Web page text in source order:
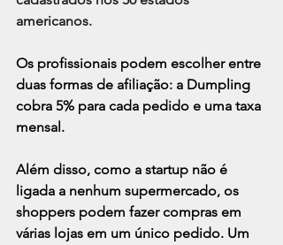
americanos.
Os profissionais podem escolher entre
duas formas de afiliação: a Dumpling
cobra 5% para cada pedido e uma taxa
mensal.
Além disso, como a startup não é
ligada a nenhum supermercado, os
shoppers podem fazer compras em
várias lojas em um único pedido. Um